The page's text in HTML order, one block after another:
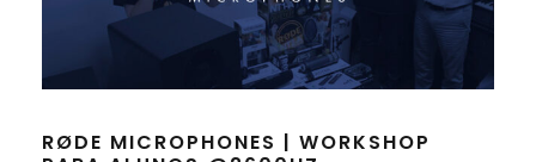
RØDE MICROPHONES | WORKSHOP